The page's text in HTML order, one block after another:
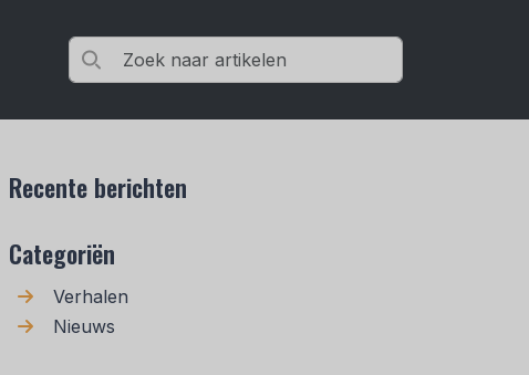
Recente berichten
Categoriën
Verhalen
Nieuws